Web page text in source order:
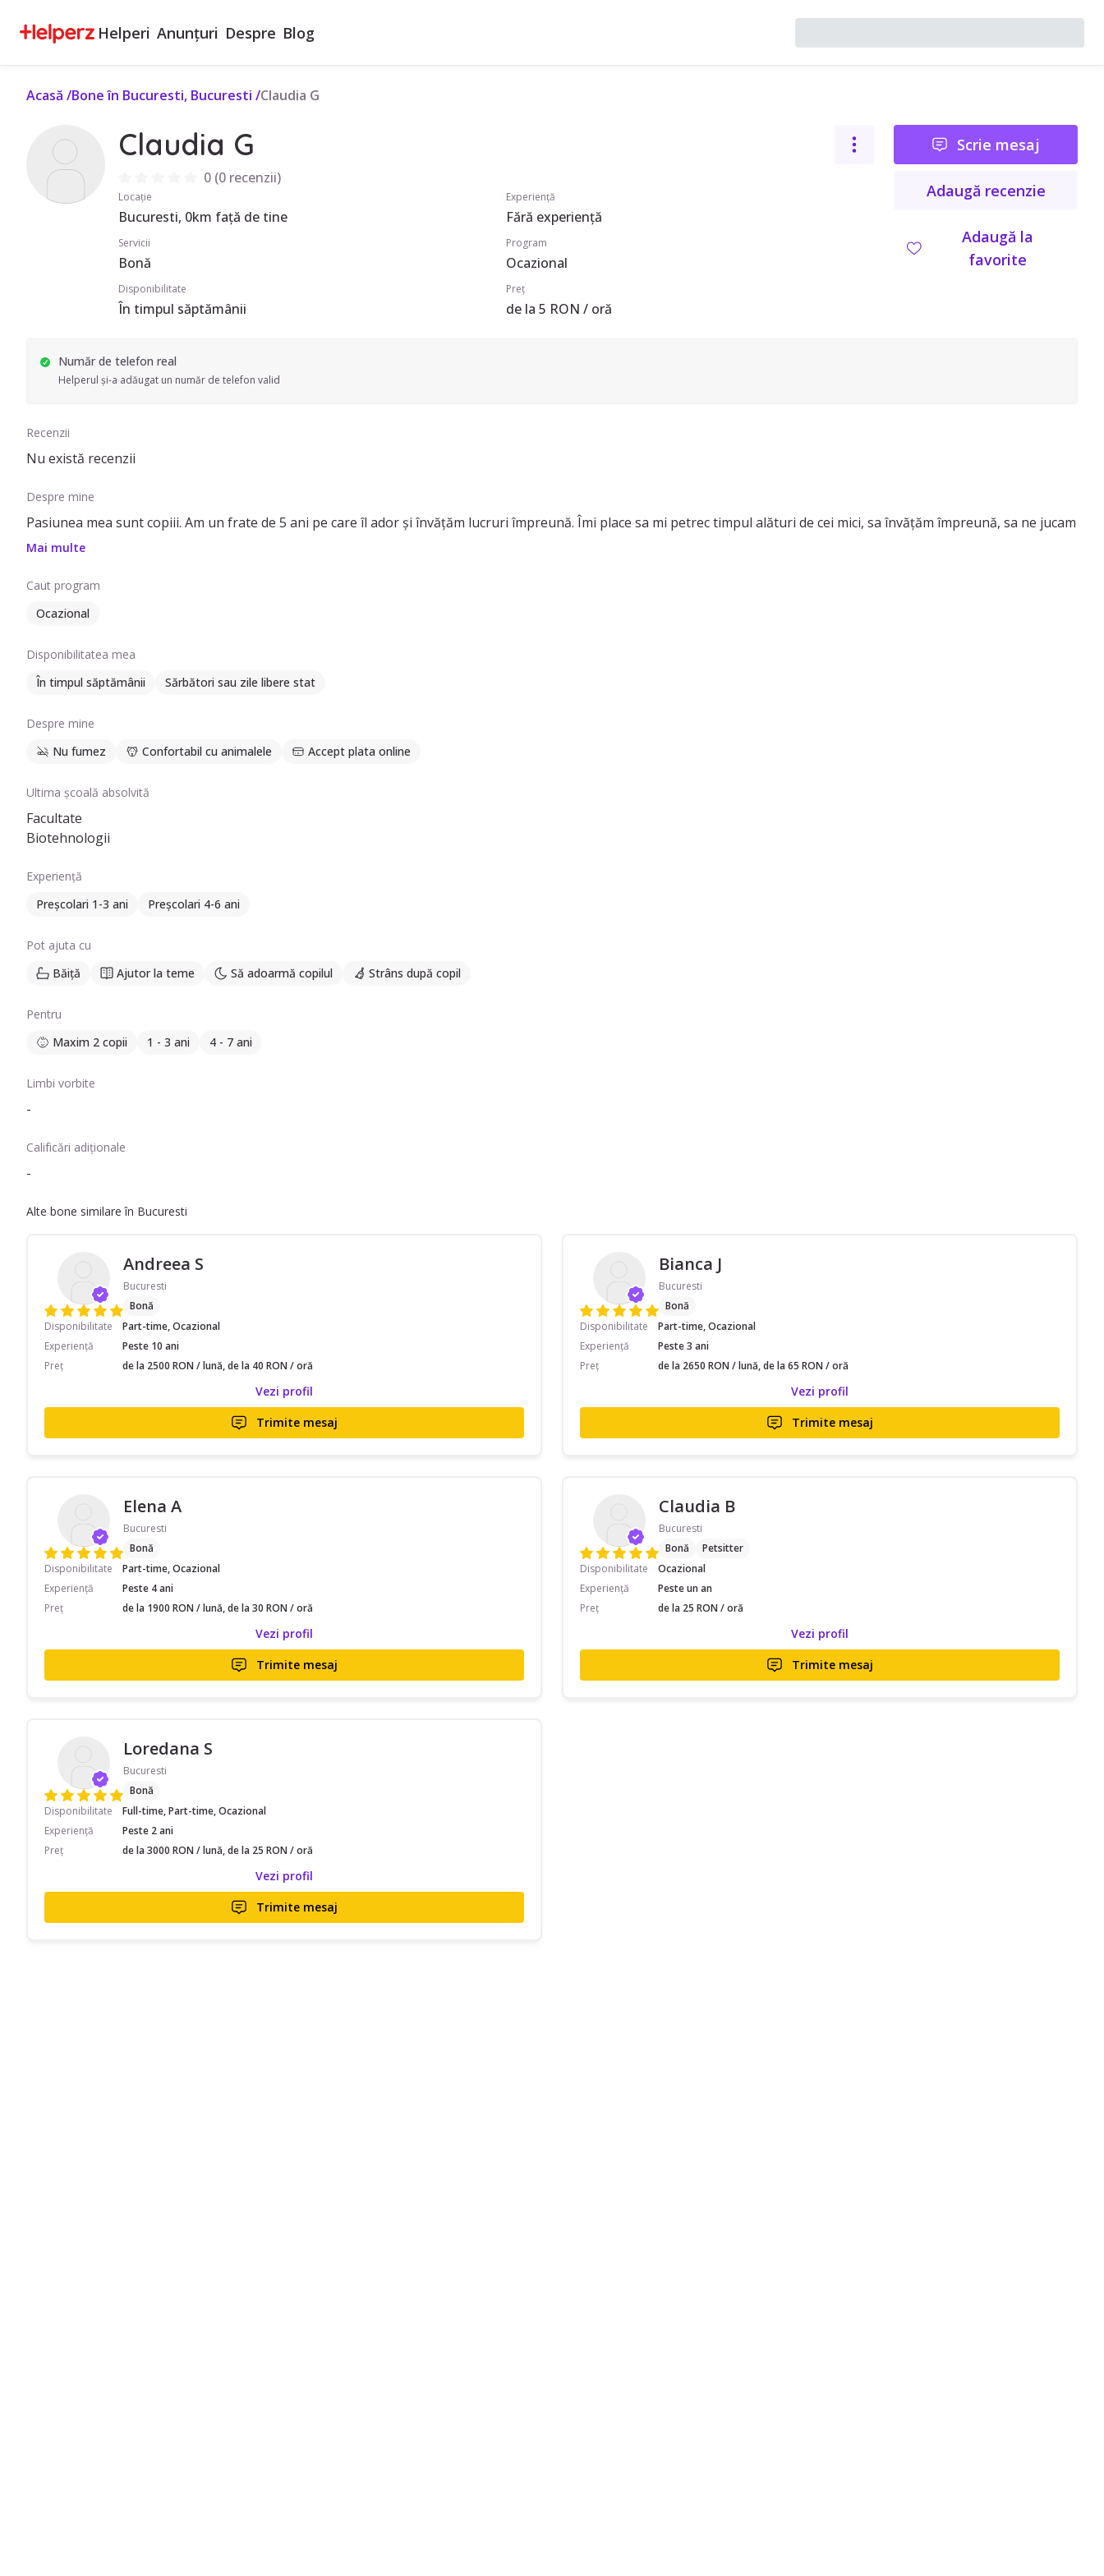
Helperi Anunțuri Despre Blog
Acasă /Bone în Bucuresti, Bucuresti /Claudia G
Claudia G
0(0 recenzii)
Locație
Bucuresti, 0km față de tine
Experiență
Fără experiență
Servicii
Bonă
Program
Ocazional
Disponibilitate
În timpul săptămânii
Preț
de la 5 RON / oră
Scrie mesaj
Adaugă recenzie
Adaugă la
favorite
Număr de telefon real
Helperul și-a adăugat un număr de telefon valid
Recenzii
Nu există recenzii
Despre mine
Pasiunea mea sunt copiii. Am un frate de 5 ani pe care îl ador și învățăm lucruri împreună. Îmi place sa mi petrec timpul alături de cei mici, sa învățăm împreună, sa ne jucam
Mai multe
Caut program
Ocazional
Disponibilitatea mea
În timpul săptămânii
Sărbători sau zile libere stat
Despre mine
Nu fumez
Confortabil cu animalele Accept plata online
Ultima școală absolvită
Facultate
Biotehnologii
Experiență
Preșcolari 1-3 ani
Preșcolari 4-6 ani
Pot ajuta cu
Băiță
Ajutor la teme Să adoarmă copilul Strâns după copil
Pentru
Maxim 2 copii
1 - 3 ani 4 - 7 ani
Limbi vorbite
-
Calificări adiționale
-
Alte bone similare în Bucuresti
Andreea S
Bucuresti
Bonă
Disponibilitate
Part-time, Ocazional
Experiență
Peste 10 ani
Preț
de la 2500 RON / lună, de la 40 RON / oră
Vezi profil
Trimite mesaj
Bianca J
Bucuresti
Bonă
Disponibilitate
Part-time, Ocazional
Experiență
Peste 3 ani
Preț
de la 2650 RON / lună, de la 65 RON / oră
Vezi profil
Trimite mesaj
Elena A
Bucuresti
Bonă
Disponibilitate
Part-time, Ocazional
Experiență
Peste 4 ani
Preț
de la 1900 RON / lună, de la 30 RON / oră
Vezi profil
Trimite mesaj
Claudia B
Bucuresti
Bonă
Petsitter
Disponibilitate
Ocazional
Experiență
Peste un an
Preț
de la 25 RON / oră
Vezi profil
Trimite mesaj
Loredana S
Bucuresti
Bonă
Disponibilitate
Full-time, Part-time, Ocazional
Experiență
Peste 2 ani
Preț
de la 3000 RON / lună, de la 25 RON / oră
Vezi profil
Trimite mesaj